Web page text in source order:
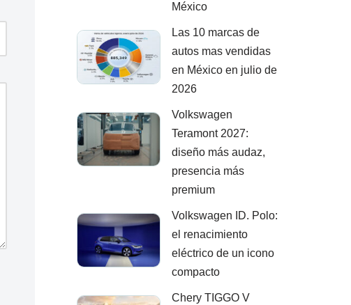
México
Las 10 marcas de
autos mas vendidas
en México en julio de
2026
Volkswagen
Teramont 2027:
diseño más audaz,
presencia más
premium
Volkswagen ID. Polo:
el renacimiento
eléctrico de un icono
compacto
Chery TIGGO V